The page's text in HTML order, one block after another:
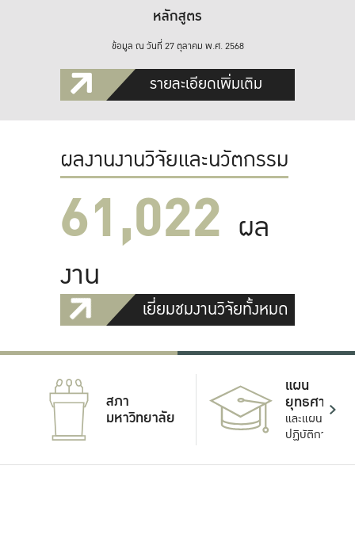
หลักสูตร
ข้อมูล ณ วันที่ 27 ตุลาคม พ.ศ. 2568
รายละเอียดเพิ่มเติม
ผลงานงานวิจัยและนวัตกรรม
61,022 ผล
งาน
เยี่ยมชมงานวิจัยทั้งหมด
สภา
มหาวิทยาลัย
แผน
ยุทธศาสตร์
และแผน
ปฏิบัติการ